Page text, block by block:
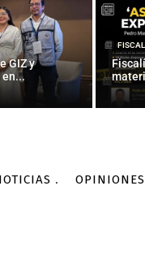
GIZ y
en...
OPINIONES